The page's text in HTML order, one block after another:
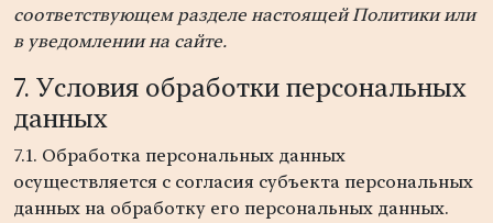
соответствующем разделе настоящей Политики или
в уведомлении на сайте.
7. Условия обработки персональных
данных
7.1. Обработка персональных данных
осуществляется с согласия субъекта персональных
данных на обработку его персональных данных.